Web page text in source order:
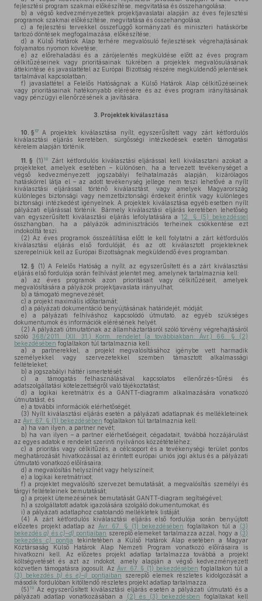
fejlesztési program szakmai előkészítése, megvitatása és összehangolása;
b) a végső kedvezményezettek projektjavaslatai alapján az éves fejlesztési
programok szakmai előkészítése, megvitatása és összehangolása;
c) a fejlesztési tervekkel összefüggő kormányzati és miniszteri hatáskörbe
tartozó döntések megfogalmazása, előkészítése;
d) a Külső Határok Alap terhére megvalósuló fejlesztések végrehajtásának
folyamatos nyomon követése;
e) az előrehaladási és a zárójelentés megküldése előtt az éves program
célkitűzéseinek vagy prioritásainak tükrében a projektek megvalósulásának
áttekintése és javaslattétel az Európai Bizottság részére megküldendő jelentések
tartalmával kapcsolatban;
f) javaslattétel a Felelős Hatóságnak a Külső Határok Alap célkitűzéseinek
vagy prioritásainak hatékonyabb elérésére és az éves program irányításának
vagy pénzügyi ellenőrzésének a javítására.
3. Projektek kiválasztása
10. § 17
A projektek kiválasztása nyílt, egyszerűsített vagy zárt kétfordulós
kiválasztási eljárás keretében, sürgősségi intézkedések esetén támogatási
kérelem alapján történik.
11. § (1) 18Zárt kétfordulós kiválasztási eljárással kell kiválasztani azokat a
projekteket, amelyek esetében – különösen, ha a tervezett tevékenységet a
végső kedvezményezett jogszabályi felhatalmazás alapján, kizárólagos
hatáskörrel látja el – az adott tevékenység jellege nem teszi lehetővé a nyílt
kiválasztási eljárással történő kiválasztást, vagy amelyek Magyarország
különleges biztonsági vagy nemzetbiztonsági érdekeit érintik vagy különleges
biztonsági intézkedést igényelnek. A projektek kiválasztása egyéb esetben nyílt
pályázati eljárással történik. Bármely kiválasztási eljárás keretében lehetőség
van egyszerűsített kiválasztási eljárás lefolytatására a12. § (5) bekezdéssel
összhangban, ha a pályázók adminisztrációs terheinek csökkentése ezt
indokolttá teszi.
(2) Az éves programok összeállítása előtt le kell folytatni a zárt kétfordulós
kiválasztási eljárás első fordulóját, és az ott kiválasztott projekteknek
szerepelniük kell az Európai Bizottságnak megküldendő éves programban.
12. § (1) A Felelős Hatóság a nyílt, az egyszerűsített és a zárt kiválasztási
eljárás első fordulója során felhívást jelentet meg, amelynek tartalmaznia kell:
a) az éves programok azon prioritásait vagy célkitűzéseit, amelyek
megvalósítására a pályázók projektjavaslata irányulhat;
b) a támogató megnevezését;
c) a projekt maximális időtartamát;
d) a pályázati dokumentáció benyújtásának határidejét, módját;
e) a pályázati felhíváshoz kapcsolódó útmutató, az egyéb szükséges
dokumentumok és információk elérésének helyét.
(2) A pályázati útmutatónak az államháztartásról szóló törvény végrehajtásáról
szóló368/2011. (XII. 31.) Korm. rendelet (a továbbiakban: Ávr.) 66. § (2)
bekezdésében foglaltakon túl tartalmaznia kell:
a) a partnerekkel, a projekt megvalósításához igénybe vett harmadik
személyekkel vagy szervezetekkel szemben támasztott alkalmassági
feltételeket;
b) a jogszabályi háttér ismertetését;
c) a támogatás felhasználásával kapcsolatos ellenőrzés-tűrési és
adatszolgáltatási kötelezettségről való tájékoztatást;
d) a logikai keretmátrix és a GANTT-diagramm alkalmazására vonatkozó
útmutatást, és
e) a további információk elérhetőségét.
(3) Nyílt kiválasztási eljárás esetén a pályázati adatlapnak és mellékleteinek
az Ávr. 67. § (1) bekezdésében foglaltakon túl tartalmaznia kell:
a) ha van ilyen, a partner nevét;
b) ha van ilyen – a partner elérhetőségeit, cégadatait, továbbá hozzájárulást
az egyes adatok e rendelet szerinti nyilvános közzétételéhez;
c) a prioritás vagy célkitűzés, a célcsoport és a tevékenységi terület pontos
meghatározását hivatkozással az érintett európai uniós jogi aktus és a pályázati
útmutató vonatkozó előírásaira;
d) a megvalósítás helyszínét vagy helyszíneit;
e) a logikai keretmátrixot;
f) a projektet megvalósító szervezet bemutatását, a megvalósítás személyi és
tárgyi feltételeinek bemutatását;
g) a projekt ütemezésének bemutatását GANTT-diagram segítségével;
h) a szolgáltatott adatok igazolására szolgáló dokumentumokat, és
i) a pályázati adatlaphoz csatolandó mellékletek listáját.
(4) A zárt kétfordulós kiválasztási eljárás első fordulója során benyújtott
előzetes projekt adatlap az
Ávr. 67. § (1) bekezdésében foglaltakon túl a (3)
bekezdésa) ésc)–d) pontjaiban szereplő elemeket tartalmazza azzal, hogy a (3)
bekezdés c) pontja tekintetében a Külső Határok Alap esetében a Magyar
Köztársaság Külső Határok Alap Nemzeti Program vonatkozó előírásaira is
hivatkozni kell. Az előzetes projekt adatlap tartalmazza továbbá a projekt
költségvetését és azt az indokot, amely alapján a végső kedvezményezett
közvetlen támogatásra jogosult. Az Ávr. 67. § (1) bekezdésében foglaltakon túl a
(3) bekezdés b) ése)–i) pontjaiban szereplő elemek részletes kidolgozását a
második fordulóban kitöltendő részletes projekt adatlap tartalmazza.
(5) 19 Az egyszerűsített kiválasztási eljárás esetén a pályázati útmutató és a
pályázati adatlap vonatkozásában a
(2) és (3) bekezdésben foglaltakat kell